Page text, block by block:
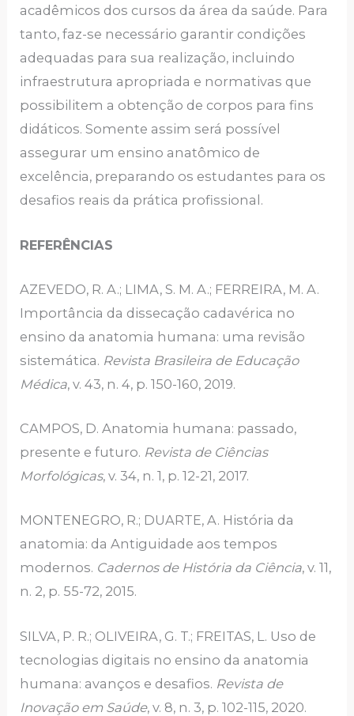
acadêmicos dos cursos da área da saúde. Para
tanto, faz-se necessário garantir condições
adequadas para sua realização, incluindo
infraestrutura apropriada e normativas que
possibilitem a obtenção de corpos para fins
didáticos. Somente assim será possível
assegurar um ensino anatômico de
excelência, preparando os estudantes para os
desafios reais da prática profissional.
REFERÊNCIAS
AZEVEDO, R. A.; LIMA, S. M. A.; FERREIRA, M. A.
Importância da dissecação cadavérica no
ensino da anatomia humana: uma revisão
sistemática. Revista Brasileira de Educação
Médica, v. 43, n. 4, p. 150-160, 2019.
CAMPOS, D. Anatomia humana: passado,
presente e futuro. Revista de Ciências
Morfológicas, v. 34, n. 1, p. 12-21, 2017.
MONTENEGRO, R.; DUARTE, A. História da
anatomia: da Antiguidade aos tempos
modernos. Cadernos de História da Ciência, v. 11,
n. 2, p. 55-72, 2015.
SILVA, P. R.; OLIVEIRA, G. T.; FREITAS, L. Uso de
tecnologias digitais no ensino da anatomia
humana: avanços e desafios. Revista de
Inovação em Saúde, v. 8, n. 3, p. 102-115, 2020.